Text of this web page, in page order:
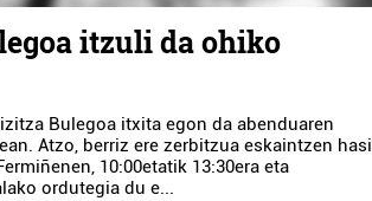
itzuli da ohiko
Bulegoa itxita egon da abenduaren
Atzo, berriz ere zerbitzua eskaintzen hasi
10:00etatik 13:30era eta
ordutegia du e...